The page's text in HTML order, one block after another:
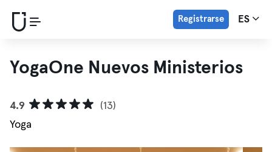
Registrarse ES
YogaOne Nuevos Ministerios
4.9
(13)
Yoga